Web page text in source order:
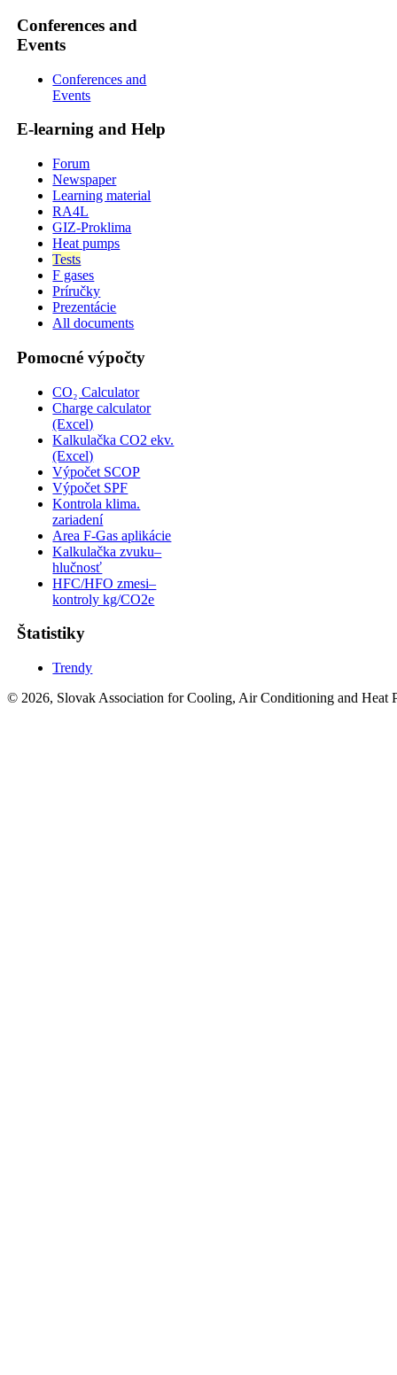
Conferences and
Events
Conferences and
Events
E-learning and Help
Forum
Newspaper
Learning material
RA4L
GIZ-Proklima
Heat pumps
Tests
F gases
Príručky
Prezentácie
All documents
Pomocné výpočty
CO₂ Calculator
Charge calculator
(Excel)
Kalkulačka CO2 ekv.
(Excel)
Výpočet SCOP
Výpočet SPF
Kontrola klima.
zariadení
Area F-Gas aplikácie
Kalkulačka zvuku–
hlučnosť
HFC/HFO zmesi–
kontroly kg/CO2e
Štatistiky
Trendy
© 2026, Slovak Association for Cooling, Air Conditioning and Heat